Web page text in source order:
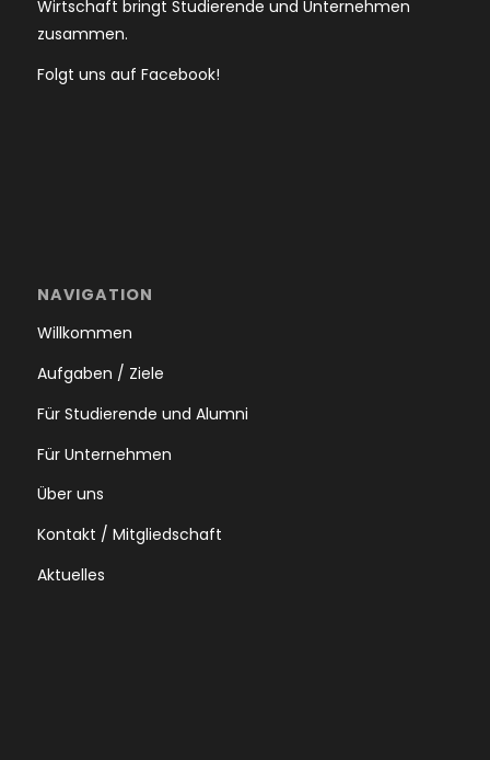
Wirtschaft bringt Studierende und Unternehmen
zusammen.
Folgt uns auf Facebook!
NAVIGATION
Willkommen
Aufgaben / Ziele
Für Studierende und Alumni
Für Unternehmen
Über uns
Kontakt / Mitgliedschaft
Aktuelles